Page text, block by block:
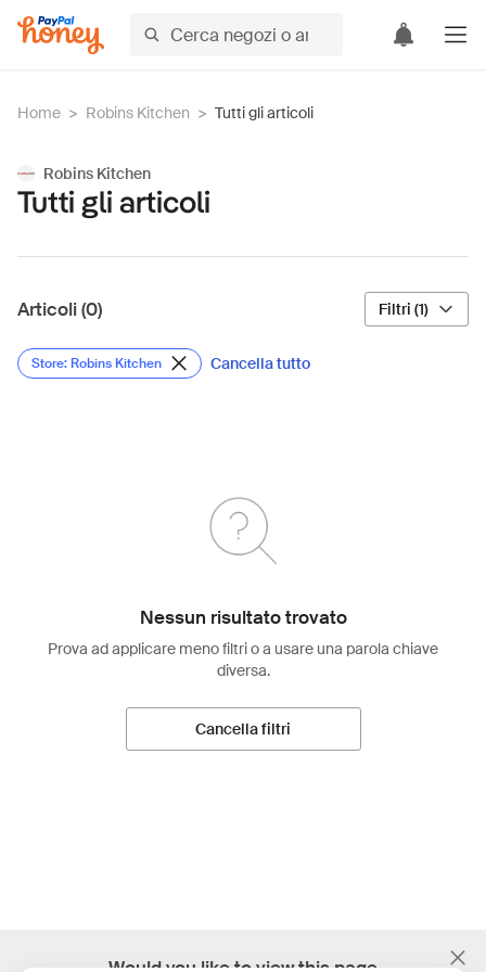
Home > Robins Kitchen > Tutti gli articoli
Robins Kitchen
Tutti gli articoli
Articoli (0) Filtri (1)
Store: Robins Kitchen Cancella tutto
Nessun risultato trovato
Prova ad applicare meno filtri o a usare una parola chiave
diversa.
Cancella filtri